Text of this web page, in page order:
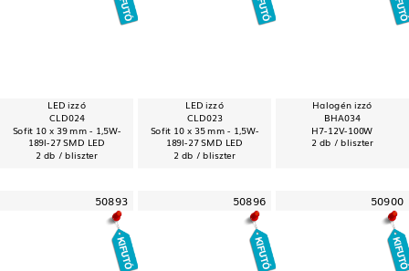
LED izzó
CLD024
Sofit 10 x 39 mm - 1,5W-
189l-27 SMD LED
2 db / bliszter
LED izzó
CLD023
Sofit 10 x 35 mm - 1,5W-
189l-27 SMD LED
2 db / bliszter
Halogén izzó
BHA034
H7-12V-100W
2 db / bliszter
50893 50896 50900